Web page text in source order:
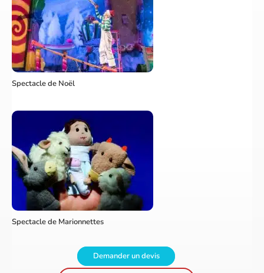
Spectacle de Noël
Spectacle de Marionnettes
Demander un devis